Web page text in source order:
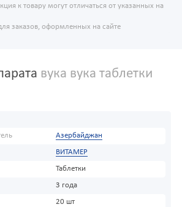
к товару могут отличаться от указанных на
заказов, оформленных на сайте
вука вука таблетки
Азербайджан
ВИТАМЕР
Таблетки
3 года
20 шт